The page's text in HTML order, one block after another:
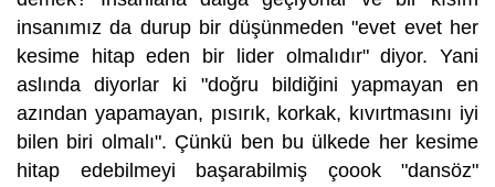
insanımız da durup bir düşünmeden "evet evet her
kesime hitap eden bir lider olmalıdır" diyor. Yani
aslında diyorlar ki "doğru bildiğini yapmayan en
azından yapamayan, pısırık, korkak, kıvırtmasını iyi
bilen biri olmalı". Çünkü ben bu ülkede her kesime
hitap edebilmeyi başarabilmiş çoook "dansöz"